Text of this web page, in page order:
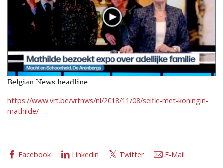
Belgian News headline
https://www.vrt.be/vrtnws/nl/2018/11/08/selfie-met-koningin-
mathilde/
Facebook Linkedin Twitter E-Mail